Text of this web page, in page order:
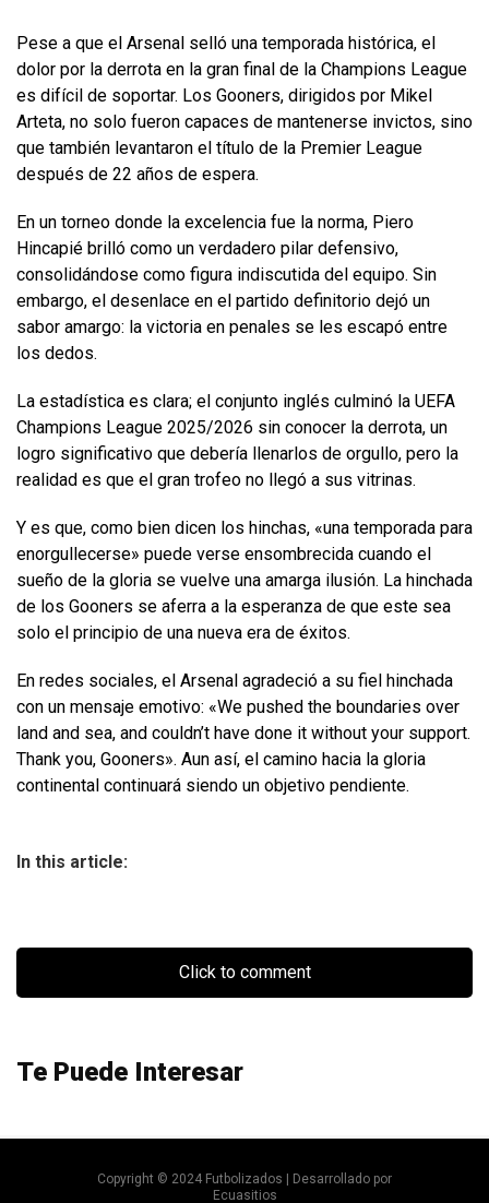
Pese a que el Arsenal selló una temporada histórica, el
dolor por la derrota en la gran final de la Champions League
es difícil de soportar. Los Gooners, dirigidos por Mikel
Arteta, no solo fueron capaces de mantenerse invictos, sino
que también levantaron el título de la Premier League
después de 22 años de espera.
En un torneo donde la excelencia fue la norma, Piero
Hincapié brilló como un verdadero pilar defensivo,
consolidándose como figura indiscutida del equipo. Sin
embargo, el desenlace en el partido definitorio dejó un
sabor amargo: la victoria en penales se les escapó entre
los dedos.
La estadística es clara; el conjunto inglés culminó la UEFA
Champions League 2025/2026 sin conocer la derrota, un
logro significativo que debería llenarlos de orgullo, pero la
realidad es que el gran trofeo no llegó a sus vitrinas.
Y es que, como bien dicen los hinchas, «una temporada para
enorgullecerse» puede verse ensombrecida cuando el
sueño de la gloria se vuelve una amarga ilusión. La hinchada
de los Gooners se aferra a la esperanza de que este sea
solo el principio de una nueva era de éxitos.
En redes sociales, el Arsenal agradeció a su fiel hinchada
con un mensaje emotivo: «We pushed the boundaries over
land and sea, and couldn’t have done it without your support.
Thank you, Gooners». Aun así, el camino hacia la gloria
continental continuará siendo un objetivo pendiente.
In this article:
Click to comment
Te Puede Interesar
Copyright © 2024 Futbolizados | Desarrollado por
Ecuasitios